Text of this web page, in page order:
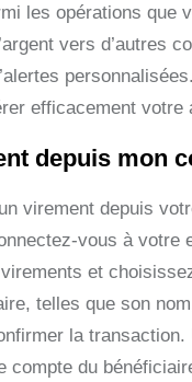
les opérations
vers d’autres
efficacement votre
depuis mon
virement depuis
vous à
et
telles que son
la
du